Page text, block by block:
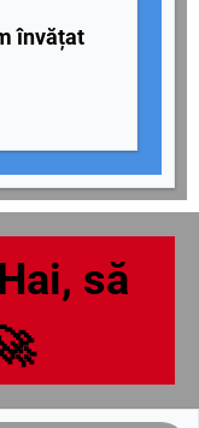
învățat
să